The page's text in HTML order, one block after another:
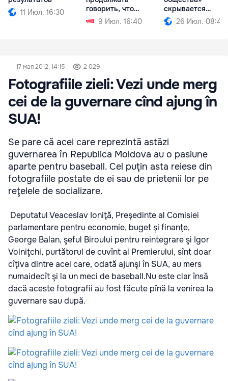
11 Июл. 16:30
говорить, что
виноват Плахотнюк
9 Июл. 16:40
скрывается
проедание денег
26 Июл. 08:49
17 мая 2012, 14:15 2 029
Fotografiile zieli: Vezi unde merg
cei de la guvernare cînd ajung în
SUA!
Se pare că acei care reprezintă astăzi
guvernarea în Republica Moldova au o pasiune
aparte pentru baseball. Cel puţin asta reiese din
fotografiile postate de ei sau de prietenii lor pe
reţelele de socializare.
Deputatul Veaceslav Ioniţă, Preşedinte al Comisiei
parlamentare pentru economie, buget şi finanţe,
George Balan, şeful Biroului pentru reintegrare şi Igor
Volniţchi, purtătorul de cuvînt al Premierului, sînt doar
cîţiva dintre acei care, odată ajunşi în SUA, au mers
numaidecît şi la un meci de baseball.Nu este clar însă
dacă aceste fotografii au fost făcute pînă la venirea la
guvernare sau după.